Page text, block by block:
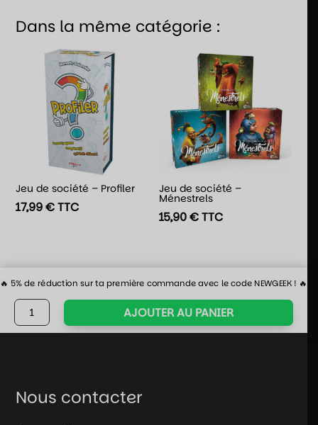
Dans la même catégorie :
Jeu de société – Profiler
17,99€TTC
Jeu de société –
Ménestrels
15,90€TTC
🔥 5% de réduction sur ta première commande avec le code NEWGEEK ! 🔥
quantité
de
pour
AJOUTER AU PANIER
Nous contacter